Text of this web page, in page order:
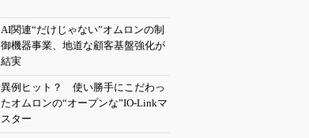
AI関連“だけじゃない”オムロンの制
御機器事業、地道な顧客基盤強化が
結実
異例ヒット？ 使い勝手にこだわっ
たオムロンの“オープンな”IO-Linkマ
スター